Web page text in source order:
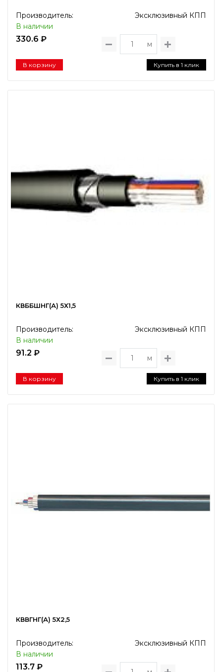
Производитель:
Эксклюзивный КПП
В наличии
330.6 ₽
м
В корзину Купить в 1 клик
КВББШНГ(А) 5Х1,5
Производитель:
Эксклюзивный КПП
В наличии
91.2 ₽
м
В корзину Купить в 1 клик
КВВГНГ(А) 5Х2,5
Производитель:
Эксклюзивный КПП
В наличии
113.7 ₽